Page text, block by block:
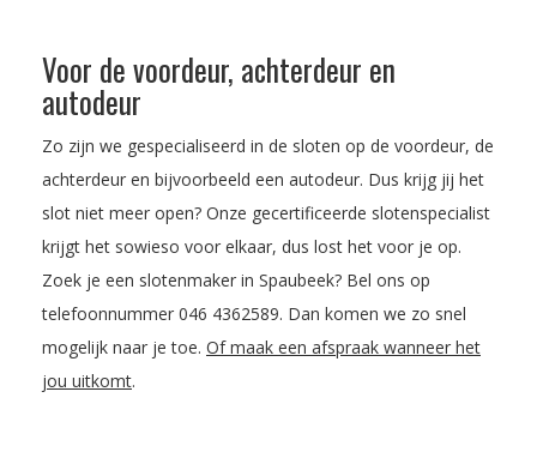
Voor de voordeur, achterdeur en
autodeur
Zo zijn we gespecialiseerd in de sloten op de voordeur, de
achterdeur en bijvoorbeeld een autodeur. Dus krijg jij het
slot niet meer open? Onze gecertificeerde slotenspecialist
krijgt het sowieso voor elkaar, dus lost het voor je op.
Zoek je een slotenmaker in Spaubeek? Bel ons op
telefoonnummer 046 4362589. Dan komen we zo snel
mogelijk naar je toe. Of maak een afspraak wanneer het
jou uitkomt.